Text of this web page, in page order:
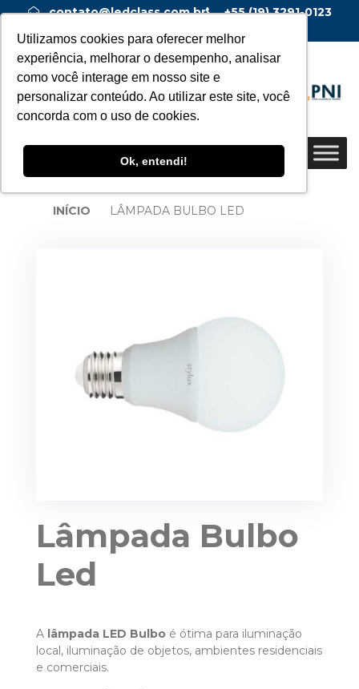
Utilizamos cookies para oferecer melhor
experiência, melhorar o desempenho, analisar
como você interage em nosso site e
personalizar conteúdo. Ao utilizar este site, você
concorda com o uso de cookies.
Ok, entendi!
contato@ledclass.com.br
+55 (19) 3291-0123
INÍCIO LÂMPADA BULBO LED
Lâmpada Bulbo
Led
A lâmpada LED Bulbo é ótima para iluminação
local, iluminação de objetos, ambientes residenciais
e comerciais.